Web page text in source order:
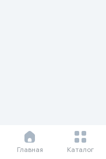
Главная Каталог